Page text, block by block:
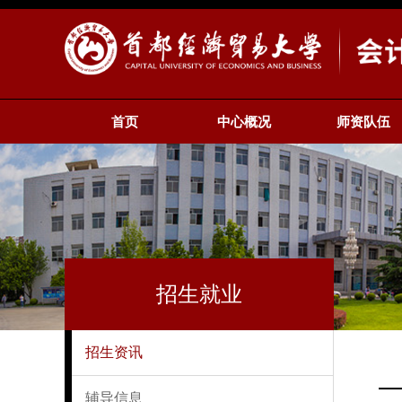
首页 中心概况 师资队伍
招生就业
招生资讯
辅导信息